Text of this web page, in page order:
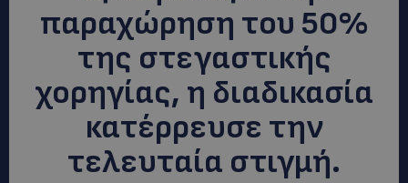
παραχώρηση του 50%
της στεγαστικής
χορηγίας, η διαδικασία
κατέρρευσε την
τελευταία στιγμή.